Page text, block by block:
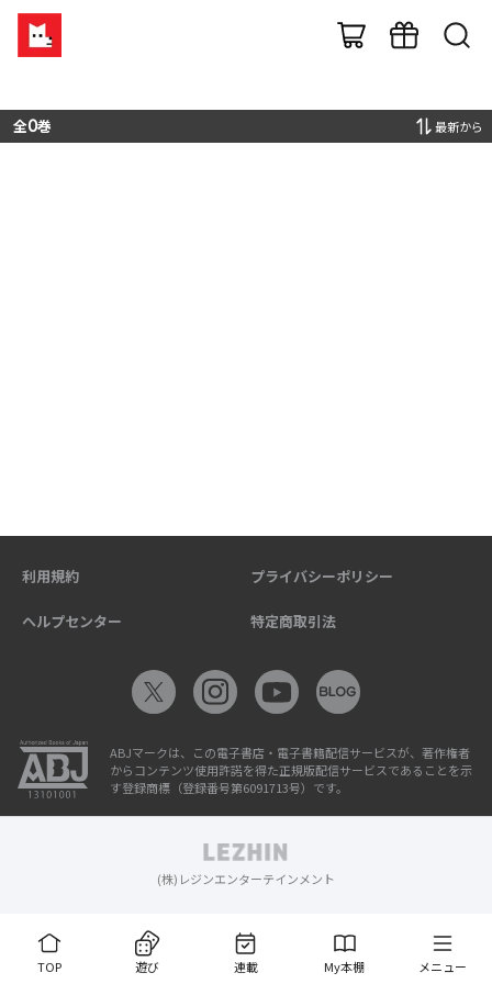
全0巻 最新から
TOP 遊び 連載 My本棚 メニュー
利用規約 プライバシーポリシー
ヘルプセンター 特定商取引法
ABJマークは、この電子書店・電子書籍配信サービスが、著作権者
からコンテンツ使用許諾を得た正規版配信サービスであることを示
す登録商標（登録番号第6091713号）です。
(株)レジンエンターテインメント